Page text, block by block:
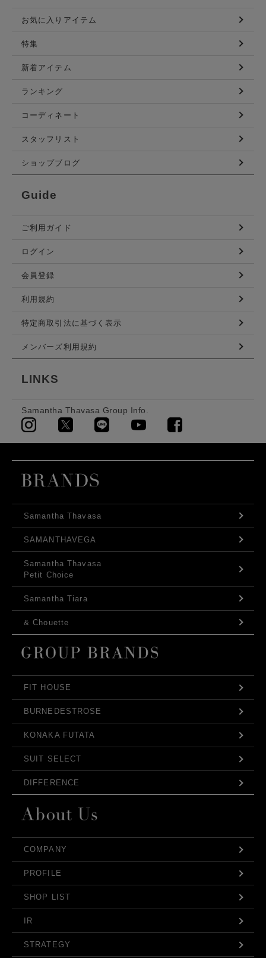
お気に入りアイテム
特集
新着アイテム
ランキング
コーディネート
スタッフリスト
ショップブログ
Guide
ご利用ガイド
ログイン
会員登録
利用規約
特定商取引法に基づく表示
メンバーズ利用規約
LINKS
Samantha Thavasa Group Info.
Samantha Thavasa
SAMANTHAVEGA
Samantha Thavasa
Petit Choice
Samantha Tiara
& Chouette
FIT HOUSE
BURNEDESTROSE
KONAKA FUTATA
SUIT SELECT
DIFFERENCE
COMPANY
PROFILE
SHOP LIST
IR
STRATEGY